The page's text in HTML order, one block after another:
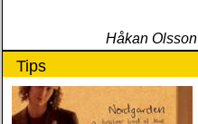
Håkan Olsson
Tips